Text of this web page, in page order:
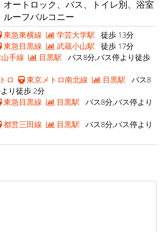
オートロック、バス、トイレ別、浴室
ルーフバルコニー
東急東横線 学芸大学駅 徒歩 13分
東急目黒線 武蔵小山駅 徒歩 17分
山手線 目黒駅 バス8分,バス停より徒歩
ロ
東京メトロ南北線 目黒駅 バス8
り徒歩 2分
東急目黒線 目黒駅 バス8分,バス停より
都営三田線 目黒駅 バス8分,バス停より